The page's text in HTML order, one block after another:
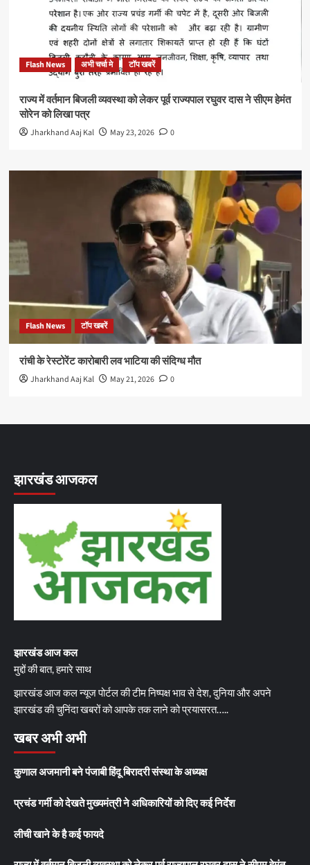
Flash News अभी चर्चा मे टॉप खबरें
राज्य में वर्तमान बिजली व्यवस्था को लेकर पूर्व राज्यपाल रघुवर दास ने सीएम हेमंत
सोरेन को लिखा पत्र
Jharkhand Aaj Kal May 23, 2026 0
Flash News टॉप खबरें
रांची के रेस्टोरेंट कारोबारी लव भाटिया की संदिग्ध मौत
Jharkhand Aaj Kal May 21, 2026 0
झारखंड आजकल
झारखंड आज कल
मुद्दों की बात, हमारे साथ
झारखंड आज कल न्यूज पोर्टल की टीम निष्पक्ष भाव से देश, दुनिया और अपने
झारखंड की चुनिंदा खबरों को आपके तक लाने को प्रयासरत…..
खबर अभी अभी
कुणाल अजमानी बने पंजाबी हिंदू बिरादरी संस्था के अध्यक्ष
प्रचंड गर्मी को देखते मुख्यमंत्री ने अधिकारियों को दिए कई निर्देश
लीची खाने के है कई फायदे